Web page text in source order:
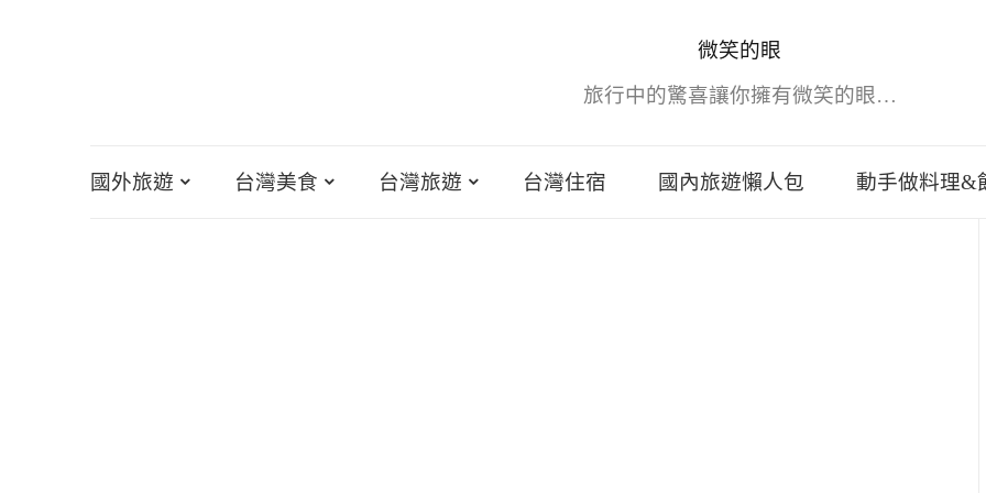
微笑的眼
旅行中的驚喜讓你擁有微笑的眼…
國外旅遊 台灣美食 台灣旅遊 台灣住宿 國內旅遊懶人包 動手做料理&